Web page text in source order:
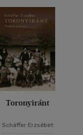
Toronyiránt
Schäffer Erzsébet